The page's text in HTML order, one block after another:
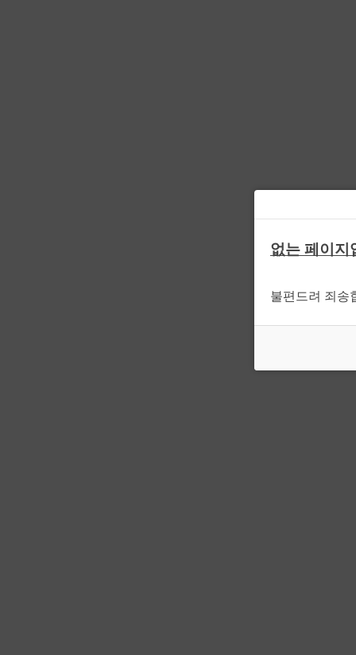
없는 페이지
불편드려 죄송